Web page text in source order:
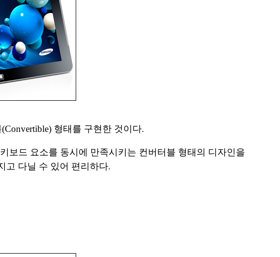
형태를 구현한 것이다.
보드 요소를 동시에 만족시키는 컨버터블 형태의 디자인을
고 다닐 수 있어 편리하다.